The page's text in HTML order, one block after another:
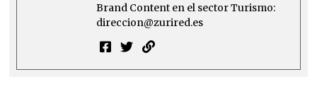
Brand Content en el sector Turismo:
direccion@zurired.es